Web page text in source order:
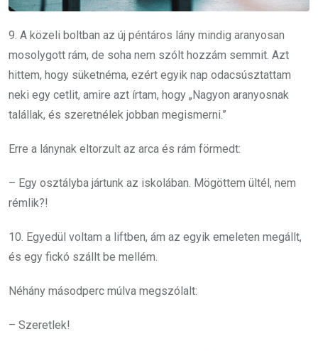
9. A közeli boltban az új péntáros lány mindig aranyosan
mosolygott rám, de soha nem szólt hozzám semmit. Azt
hittem, hogy süketnéma, ezért egyik nap odacsúsztattam
neki egy cetlit, amire azt írtam, hogy „Nagyon aranyosnak
talállak, és szeretnélek jobban megismerni.”
Erre a lánynak eltorzult az arca és rám förmedt:
– Egy osztályba jártunk az iskolában. Mögöttem ültél, nem
rémlik?!
10. Egyedül voltam a liftben, ám az egyik emeleten megállt,
és egy fickó szállt be mellém.
Néhány másodperc múlva megszólalt:
– Szeretlek!